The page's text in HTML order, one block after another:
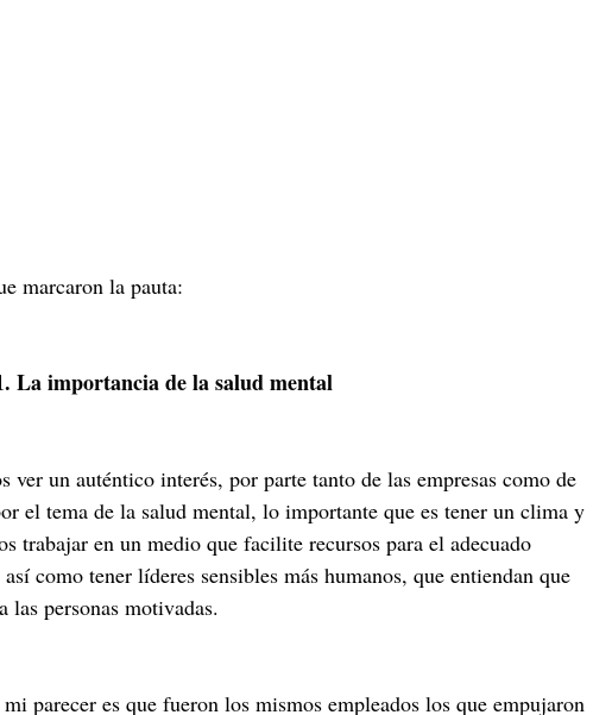
marcaron la pauta:
La importancia de la salud mental
ver un auténtico interés, por parte tanto de las empresas como de
el tema de la salud mental, lo importante que es tener un clima y
trabajar en un medio que facilite recursos para el adecuado
como tener líderes sensibles más humanos, que entiendan que
las personas motivadas.
parecer es que fueron los mismos empleados los que empujaron